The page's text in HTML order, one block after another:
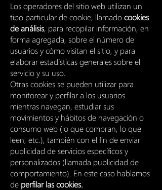
Los operadores del sitio web utilizan un
tipo particular de cookie, llamadocookies
de análisis, para recopilar información, en
forma agregada, sobre el número de
usuarios y cómo visitan el sitio, y para
elaborar estadísticas generales sobre el
servicio y su uso.
Otras cookies se pueden utilizar para
monitorear y perfilar a los usuarios
mientras navegan, estudiar sus
movimientos y hábitos de navegación o
consumo web (lo que compran, lo que
leen, etc.), también con el fin de enviar
publicidad de servicios específicos y
personalizados (llamada publicidad de
comportamiento). En este caso hablamos
de perfilar las cookies.